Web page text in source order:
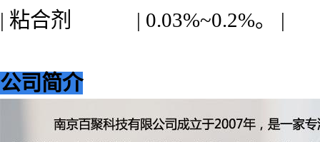
| 粘合剂 | 0.03%~0.2%。 |
公司简介